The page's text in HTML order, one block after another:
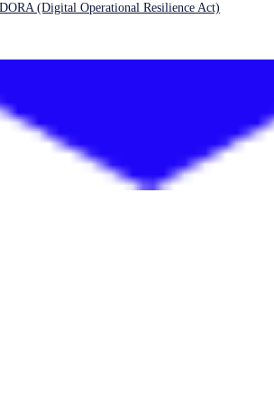
(Digital Operational Resilience Act)